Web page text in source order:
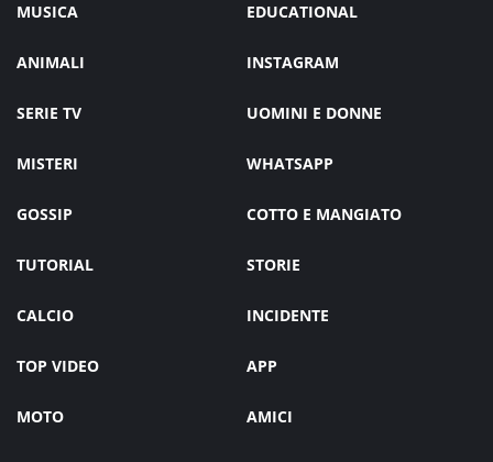
MUSICA EDUCATIONAL
ANIMALI INSTAGRAM
SERIE TV UOMINI E DONNE
MISTERI WHATSAPP
GOSSIP COTTO E MANGIATO
TUTORIAL STORIE
CALCIO INCIDENTE
TOP VIDEO APP
MOTO AMICI